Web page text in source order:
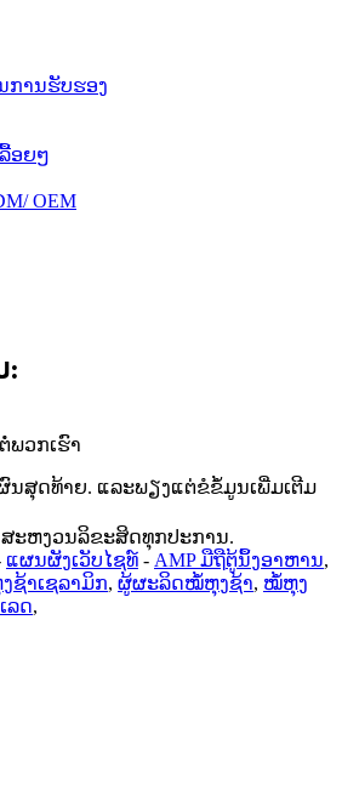
ານຮັບຮອງ
ອຍໆ
OEM
:
ພວກເຮົາ
ສຸດທ້າຍ. ແລະພຽງແຕ່ຂໍຂໍ້ມູນເພີ່ມເຕີມ
ສະຫງວນລິຂະສິດທຸກປະການ.
ແຜນຜັງເວັບໄຊທ໌ - AMP ມືຖືຕູ້ນຶ້ງອາຫານ,
ຊ້າເຊລາມິກ, ຜູ້ຜະລິດໝໍ້ຫຸງຊ້າ, ໝໍ້ຫຸງ
ລດ,